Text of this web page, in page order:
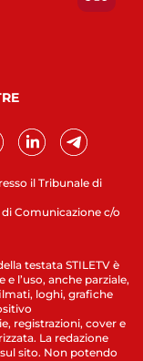
il Tribunale di
Comunicazione c/o
testata STILETV è
l’uso, anche parziale,
loghi, grafiche
registrazioni, cover e
La redazione
sito. Non potendo